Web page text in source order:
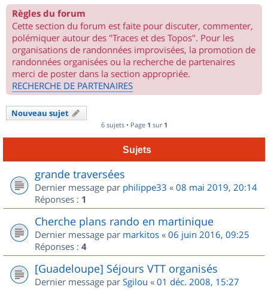
Règles du forum
Cette section du forum est faite pour discuter, commenter,
polémiquer autour des "Traces et des Topos". Pour les
organisations de randonnées improvisées, la promotion de
randonnées organisées ou la recherche de partenaires
merci de poster dans la section appropriée.
RECHERCHE DE PARTENAIRES
Nouveau sujet
6 sujets • Page 1 sur 1
Sujets
grande traversées
Dernier message par philippe33 « 08 mai 2019, 20:14
Réponses : 1
Cherche plans rando en martinique
Dernier message par markitos « 06 juin 2016, 09:25
Réponses : 4
[Guadeloupe] Séjours VTT organisés
Dernier message par Sgilou « 01 déc. 2008, 15:27